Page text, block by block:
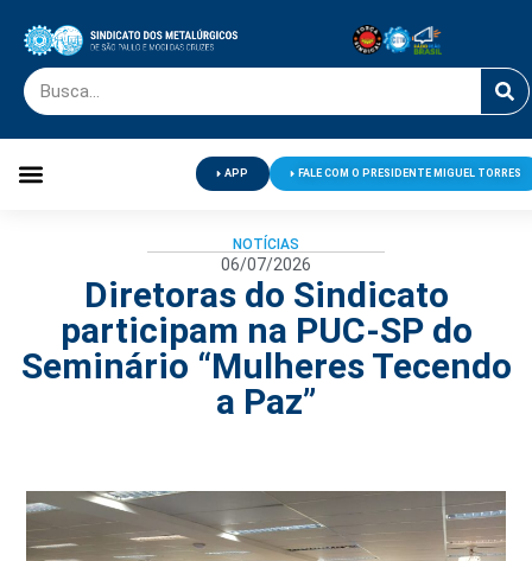
APP FALE COM O PRESIDENTE MIGUEL TORRES
NOTÍCIAS
06/07/2026
Diretoras do Sindicato
participam na PUC-SP do
Seminário “Mulheres Tecendo
a Paz”